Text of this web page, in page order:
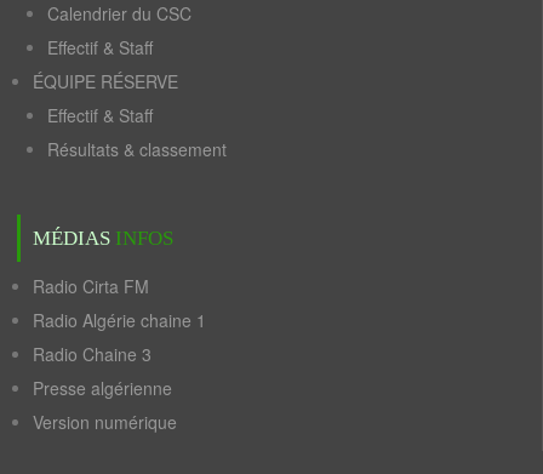
Calendrier du CSC
Effectif & Staff
ÉQUIPE RÉSERVE
Effectif & Staff
Résultats & classement
MÉDIAS INFOS
Radio Cirta FM
Radio Algérie chaine 1
Radio Chaine 3
Presse algérienne
Version numérique